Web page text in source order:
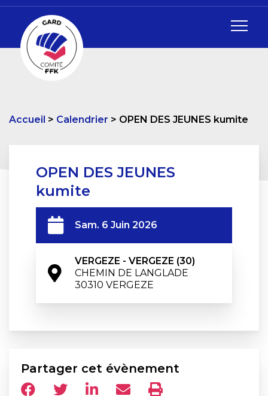
Accueil Calendrier OPEN DES JEUNES kumite
OPEN DES JEUNES
kumite
Sam. 6 Juin 2026
VERGEZE - VERGEZE (30)
CHEMIN DE LANGLADE
30310 VERGEZE
Partager cet évènement